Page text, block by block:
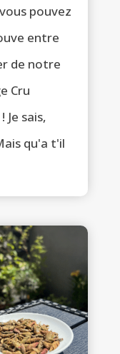
pouvez
entre
de notre
Cru
Je sais,
qu'a t'il